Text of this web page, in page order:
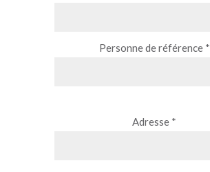
Personne de référence *
Adresse *